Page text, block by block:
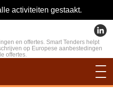
activiteiten gestaakt.
en offertes. Smart Tenders helpt
op Europese aanbestedingen
offertes.